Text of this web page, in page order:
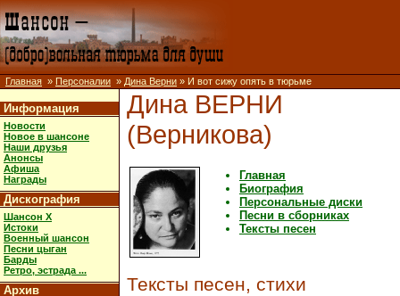
Главная » Персоналии » Дина Верни » И вот сижу опять в тюрьме
Информация
Новости
Новое в шансоне
Наши друзья
Анонсы
Афиша
Награды
Дискография
Шансон X
Истоки
Военный шансон
Песни цыган
Барды
Ретро, эстрада ...
Архив
Дина ВЕРНИ
(Верникова)
Главная
Биография
Персональные диски
Песни в сборниках
Тексты песен
Тексты песен, стихи